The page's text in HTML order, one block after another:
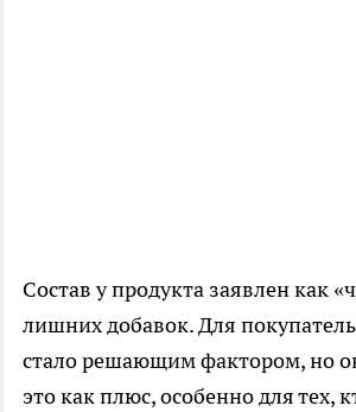
Состав у продукта заявлен как
лишних добавок. Для
стало решающим фактором, но
это как плюс, особенно для тех,